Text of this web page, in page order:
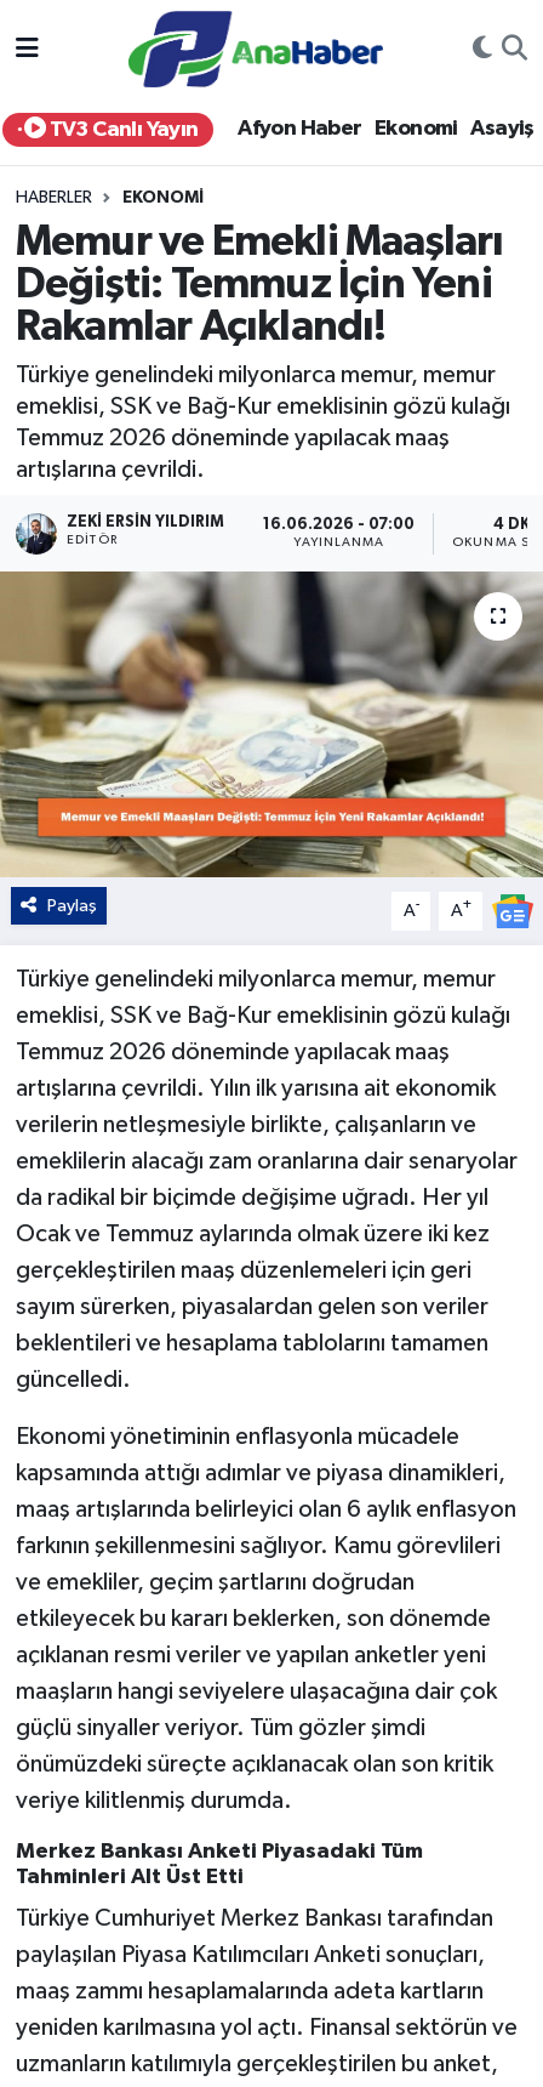
TV3 Canlı Yayın Afyon Haber Ekonomi Asayiş
HABERLER EKONOMI
Memur ve Emekli Maaşları
Değişti: Temmuz İçin Yeni
Rakamlar Açıklandı!
Türkiye genelindeki milyonlarca memur, memur
emeklisi, SSK ve Bağ-Kur emeklisinin gözü kulağı
Temmuz 2026 döneminde yapılacak maaş
artışlarına çevrildi.
ZEKI ERSIN YILDIRIM
EDITÖR
16.06.2026 - 07:00
YAYINLANMA
4 DK
OKUNMA
Paylaş A- A+
Türkiye genelindeki milyonlarca memur, memur
emeklisi, SSK ve Bağ-Kur emeklisinin gözü kulağı
Temmuz 2026 döneminde yapılacak maaş
artışlarına çevrildi. Yılın ilk yarısına ait ekonomik
verilerin netleşmesiyle birlikte, çalışanların ve
emeklilerin alacağı zam oranlarına dair senaryolar
da radikal bir biçimde değişime uğradı. Her yıl
Ocak ve Temmuz aylarında olmak üzere iki kez
gerçekleştirilen maaş düzenlemeleri için geri
sayım sürerken, piyasalardan gelen son veriler
beklentileri ve hesaplama tablolarını tamamen
güncelledi.
Ekonomi yönetiminin enflasyonla mücadele
kapsamında attığı adımlar ve piyasa dinamikleri,
maaş artışlarında belirleyici olan 6 aylık enflasyon
farkının şekillenmesini sağlıyor. Kamu görevlileri
ve emekliler, geçim şartlarını doğrudan
etkileyecek bu kararı beklerken, son dönemde
açıklanan resmi veriler ve yapılan anketler yeni
maaşların hangi seviyelere ulaşacağına dair çok
güçlü sinyaller veriyor. Tüm gözler şimdi
önümüzdeki süreçte açıklanacak olan son kritik
veriye kilitlenmiş durumda.
Merkez Bankası Anketi Piyasadaki Tüm
Tahminleri Alt Üst Etti
Türkiye Cumhuriyet Merkez Bankası tarafından
paylaşılan Piyasa Katılımcıları Anketi sonuçları,
maaş zammı hesaplamalarında adeta kartların
yeniden karılmasına yol açtı. Finansal sektörün ve
uzmanların katılımıyla gerçekleştirilen bu anket,
Yurt Haber
Afyon Haber
Siyaset
Spor
Eğitim
Sağlık
Teknoloji
Kültür - Sanat
Yaşam
Afyonkarahisar Nöbetçi Eczaneler
Afyonkarahisar Hava Durumu
Afyonkarahisar Trafik Yoğunluk Haritası
Süper Lig Puan Durumu ve Fikstür
Tüm Manşetler
Son Dakika Haberleri
Haber Arşivi